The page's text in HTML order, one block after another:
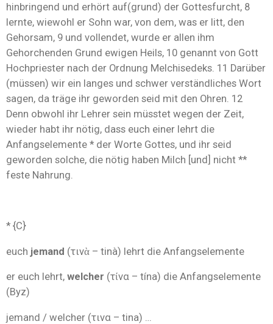
hinbringend und erhört auf(grund) der Gottesfurcht, 8
lernte, wiewohl er Sohn war, von dem, was er litt, den
Gehorsam, 9 und vollendet, wurde er allen ihm
Gehorchenden Grund ewigen Heils, 10 genannt von Gott
Hochpriester nach der Ordnung Melchisedeks. 11 Darüber
(müssen) wir ein langes und schwer verständliches Wort
sagen, da träge ihr geworden seid mit den Ohren. 12
Denn obwohl ihr Lehrer sein müsstet wegen der Zeit,
wieder habt ihr nötig, dass euch einer lehrt die
Anfangselemente * der Worte Gottes, und ihr seid
geworden solche, die nötig haben Milch [und] nicht **
feste Nahrung.
* {C}
euch jemand (τινὰ – tinà) lehrt die Anfangselemente
er euch lehrt, welcher (τίνα – tína) die Anfangselemente
(Byz)
jemand / welcher (τινα – tina) …